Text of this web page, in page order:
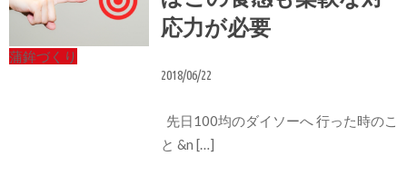
蒲鉾づくり
応力が必要
2018/06/22
先日100均のダイソーへ 行った時のこ
と &n […]